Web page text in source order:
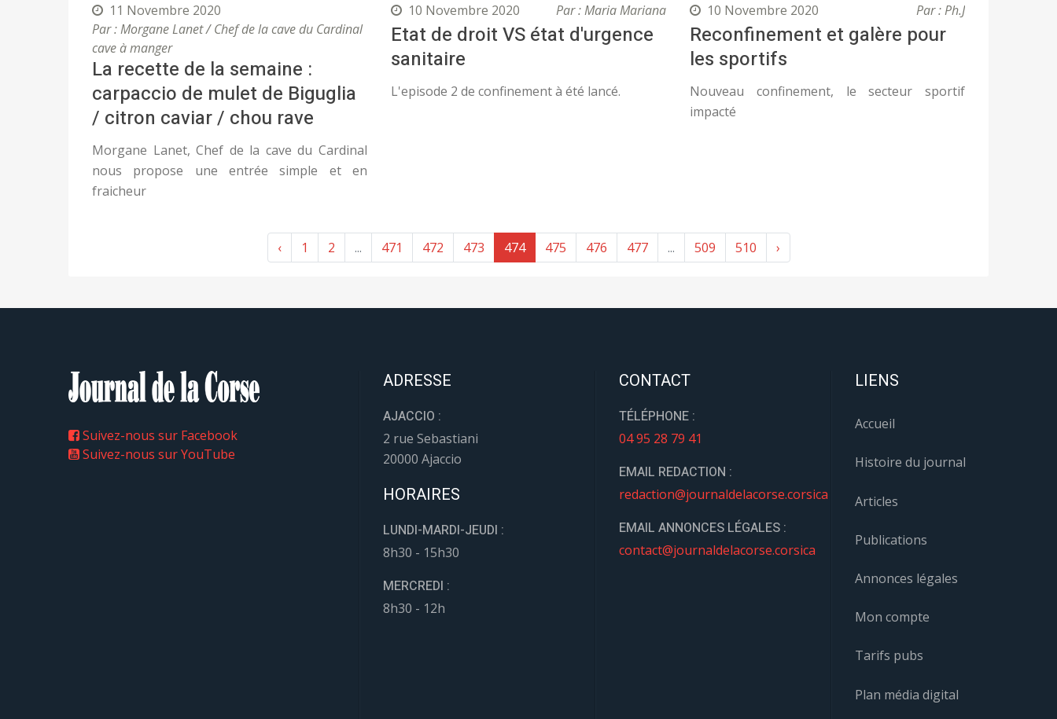
11 Novembre 2020
Par : Morgane Lanet / Chef de la cave du Cardinal
cave à manger
La recette de la semaine :
carpaccio de mulet de Biguglia
/ citron caviar / chou rave
Morgane Lanet, Chef de la cave du Cardinal
nous propose une entrée simple et en
fraicheur
10 Novembre 2020 Par : Maria Mariana
Etat de droit VS état d'urgence
sanitaire
L'episode 2 de confinement à été lancé.
10 Novembre 2020 Par : Ph.J
Reconfinement et galère pour
les sportifs
Nouveau confinement, le secteur sportif
impacté
‹ 1 2 ... 471 472 473 474 475 476 477 ... 509 510 ›
Suivez-nous sur Facebook
Suivez-nous sur YouTube
ADRESSE
AJACCIO :
2 rue Sebastiani
20000 Ajaccio
HORAIRES
LUNDI-MARDI-JEUDI :
8h30 - 15h30
MERCREDI :
8h30 - 12h
CONTACT
TÉLÉPHONE :
04 95 28 79 41
EMAIL REDACTION :
redaction@journaldelacorse.corsica
EMAIL ANNONCES LÉGALES :
contact@journaldelacorse.corsica
LIENS
Accueil
Histoire du journal
Articles
Publications
Annonces légales
Mon compte
Tarifs pubs
Plan média digital